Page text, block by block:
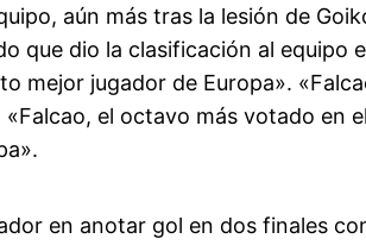
aún más tras la lesión de
que dio la clasificación al
mejor jugador de Europa».
«Falcao, el octavo más votado
en anotar gol en dos finales